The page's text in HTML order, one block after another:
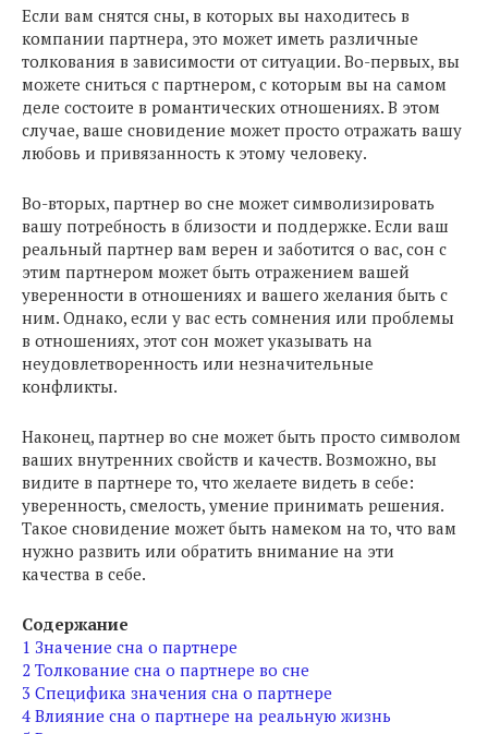
Если вам снятся сны, в которых вы находитесь в
компании партнера, это может иметь различные
толкования в зависимости от ситуации. Во-первых, вы
можете сниться с партнером, с которым вы на самом
деле состоите в романтических отношениях. В этом
случае, ваше сновидение может просто отражать вашу
любовь и привязанность к этому человеку.
Во-вторых, партнер во сне может символизировать
вашу потребность в близости и поддержке. Если ваш
реальный партнер вам верен и заботится о вас, сон с
этим партнером может быть отражением вашей
уверенности в отношениях и вашего желания быть с
ним. Однако, если у вас есть сомнения или проблемы
в отношениях, этот сон может указывать на
неудовлетворенность или незначительные
конфликты.
Наконец, партнер во сне может быть просто символом
ваших внутренних свойств и качеств. Возможно, вы
видите в партнере то, что желаете видеть в себе:
уверенность, смелость, умение принимать решения.
Такое сновидение может быть намеком на то, что вам
нужно развить или обратить внимание на эти
качества в себе.
Содержание
1 Значение сна о партнере
2 Толкование сна о партнере во сне
3 Специфика значения сна о партнере
4 Влияние сна о партнере на реальную жизнь